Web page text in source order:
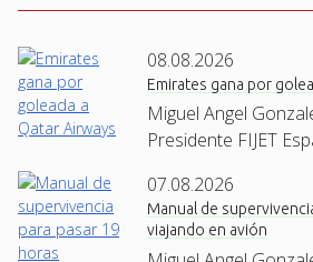
08.08.2026
Emirates gana por
Miguel Angel
Presidente FIJET
07.08.2026
Manual de
viajando en avión